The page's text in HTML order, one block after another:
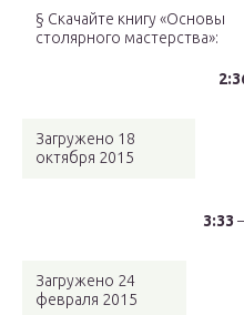
§ Скачайте книгу «Основы
столярного мастерства»:
Загружено 18
октября 2015
3:33
Загружено 24
февраля 2015